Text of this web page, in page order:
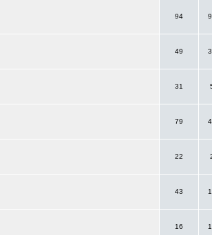
94
49
31
79
22
43
16